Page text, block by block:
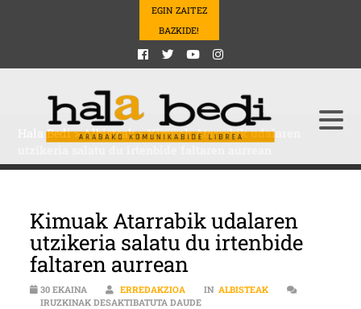
EGIN ZAITEZ
BAZKIDE!
Hala Bedi>Albisteak>Kimuak Atarrabik udalaren
Kimuak Atarrabik udalaren
utzikeria salatu du irtenbide
faltaren aurrean
30 EKAINA ERREDAKZIOA IN ALBISTEAK
IRUZKINAK DESAKTIBATUTA DAUDEKIMUAK ATARRABIK UDALAREN